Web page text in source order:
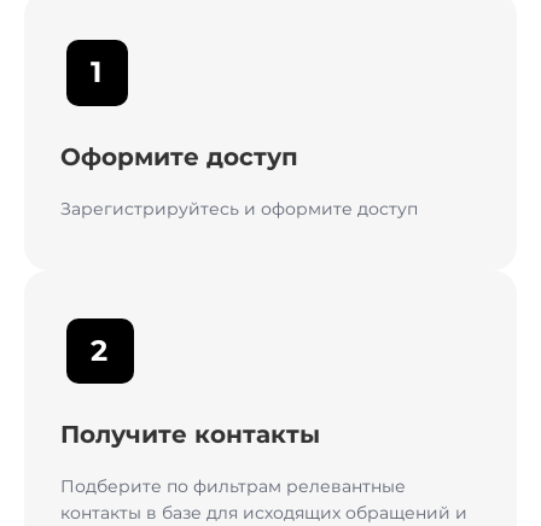
1
Оформите доступ
Зарегистрируйтесь и оформите доступ
2
Получите контакты
Подберите по фильтрам релевантные
контакты в базе для исходящих обращений и